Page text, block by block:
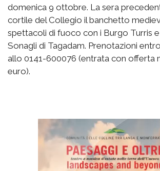
domenica 9 ottobre. La sera
cortile del Collegio il banchetto
spettacoli di fuoco con i Burgo Turris
Sonagli di Tagadam. Prenotazioni
allo 0141-600076 (entrata con offerta
euro).